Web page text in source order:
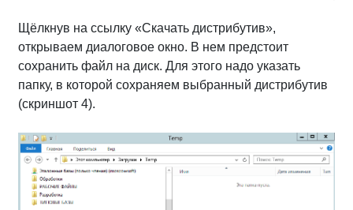
Щёлкнув на ссылку «Скачать дистрибутив»,
открываем диалоговое окно. В нем предстоит
сохранить файл на диск. Для этого надо указать
папку, в которой сохраняем выбранный дистрибутив
(скриншот 4).